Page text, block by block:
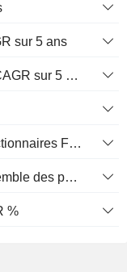
sur 5 ans
Flux de trésorerie d’exploitation, CAGR sur 5 ans
Flux de trésorerie libre pour les actionnaires FCFE, CAGR sur 5 ans
Flux de trésorerie libre pour l’ensemble des pourvoyeurs de fonds (créanciers et actionnaires) FCFF, CAGR sur 5 ans
%